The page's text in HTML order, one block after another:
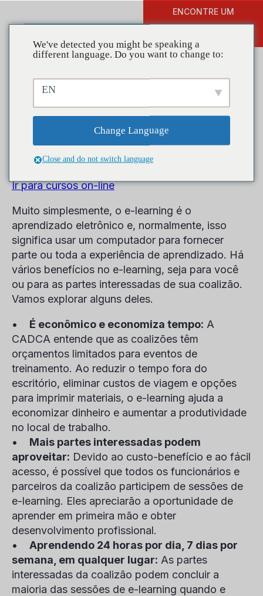
ENCONTRE UM
Oportunidades de e-
learning
Ir para cursos on-line
Muito simplesmente, o e-learning é o
aprendizado eletrônico e, normalmente, isso
significa usar um computador para fornecer
parte ou toda a experiência de aprendizado. Há
vários benefícios no e-learning, seja para você
ou para as partes interessadas de sua coalizão.
Vamos explorar alguns deles.
• É econômico e economiza tempo: A
CADCA entende que as coalizões têm
orçamentos limitados para eventos de
treinamento. Ao reduzir o tempo fora do
escritório, eliminar custos de viagem e opções
para imprimir materiais, o e-learning ajuda a
economizar dinheiro e aumentar a produtividade
no local de trabalho.
• Mais partes interessadas podem
aproveitar: Devido ao custo-benefício e ao fácil
acesso, é possível que todos os funcionários e
parceiros da coalizão participem de sessões de
e-learning. Eles apreciarão a oportunidade de
aprender em primeira mão e obter
desenvolvimento profissional.
• Aprendendo 24 horas por dia, 7 dias por
semana, em qualquer lugar: As partes
interessadas da coalizão podem concluir a
maioria das sessões de e-learning quando e
We've detected you might be speaking a
different language. Do you want to change to:
EN
Change Language
Close and do not switch language